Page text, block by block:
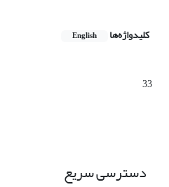
کلیدواژه‌ها English
33
دسترسی سریع